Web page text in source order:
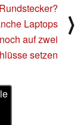
Laptops
auf zwei
setzen
⟩